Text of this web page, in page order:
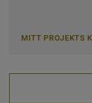
MITT PROJEKTS